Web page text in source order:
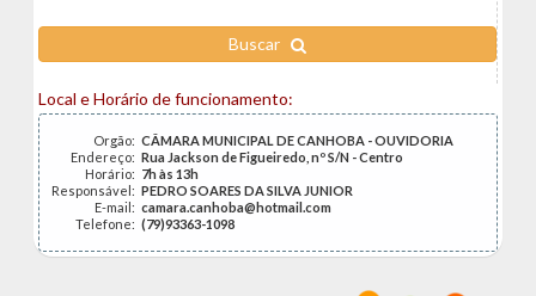
Buscar
Local e Horário de funcionamento:
Orgão: CÂMARA MUNICIPAL DE CANHOBA - OUVIDORIA
Endereço: Rua Jackson de Figueiredo, nº S/N - Centro
Horário: 7h às 13h
Responsável: PEDRO SOARES DA SILVA JUNIOR
E-mail: camara.canhoba@hotmail.com
Telefone: (79)93363-1098